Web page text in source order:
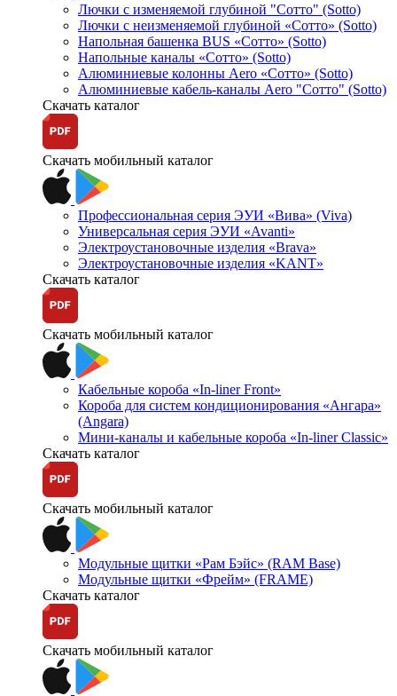
Лючки с изменяемой глубиной "Сотто" (Sotto)
Лючки с неизменяемой глубиной «Сотто» (Sotto)
Напольная башенка BUS «Сотто» (Sotto)
Напольные каналы «Сотто» (Sotto)
Алюминиевые колонны Aero «Сотто» (Sotto)
Алюминиевые кабель-каналы Aero "Сотто" (Sotto)
Скачать каталог
Скачать мобильный каталог
Профессиональная серия ЭУИ «Вива» (Viva)
Универсальная серия ЭУИ «Avanti»
Электроустановочные изделия «Brava»
Электроустановочные изделия «KANT»
Скачать каталог
Скачать мобильный каталог
Кабельные короба «In-liner Front»
Короба для систем кондиционирования «Ангара»
(Angara)
Мини-каналы и кабельные короба «In-liner Classic»
Скачать каталог
Скачать мобильный каталог
Модульные щитки «Рам Бэйс» (RAM Base)
Модульные щитки «Фрейм» (FRAME)
Скачать каталог
Скачать мобильный каталог